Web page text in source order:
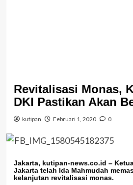
Revitalisasi Monas,
DKI Pastikan Akan
kutipan Februari 1, 2020 0
Jakarta, kutipan-news.co.id –
Jakarta telah Ida Mahmudah
kelanjutan revitalisasi monas.